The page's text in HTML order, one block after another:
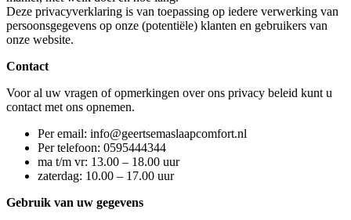
Deze privacyverklaring is van toepassing op iedere verwerking van
persoonsgegevens op onze (potentiële) klanten en gebruikers van
onze website.
Contact
Voor al uw vragen of opmerkingen over ons privacy beleid kunt u
contact met ons opnemen.
Per email: info@geertsemaslaapcomfort.nl
Per telefoon: 0595444344
ma t/m vr: 13.00 – 18.00 uur
zaterdag: 10.00 – 17.00 uur
Gebruik van uw gegevens